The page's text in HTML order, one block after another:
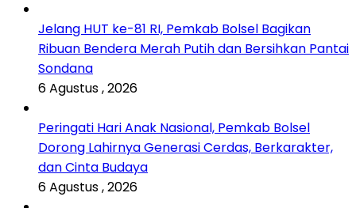
Jelang HUT ke-81 RI, Pemkab Bolsel Bagikan
Ribuan Bendera Merah Putih dan Bersihkan Pantai
Sondana
6 Agustus , 2026
Peringati Hari Anak Nasional, Pemkab Bolsel
Dorong Lahirnya Generasi Cerdas, Berkarakter,
dan Cinta Budaya
6 Agustus , 2026